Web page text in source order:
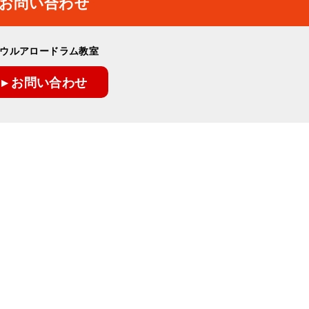
ルアロードラム教室
▸ お問い合わせ